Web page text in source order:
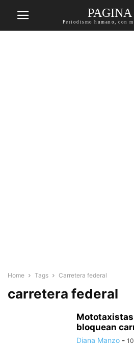
PAGINA
Periodismo humano, con
Home Tags Carretera federal
carretera federal
bloquean
Diana Manzo -